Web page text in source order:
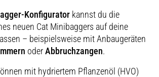
Konfigurator kannst du die
neuen Cat Minibaggers auf deine
– beispielsweise mit Anbaugeräten
oderAbbruchzangen.
mit hydriertem Pflanzenöl (HVO)